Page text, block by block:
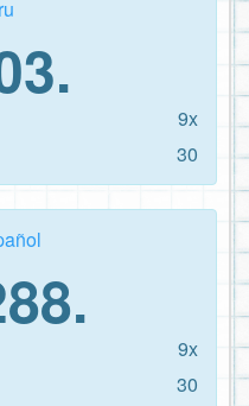
9x
30
9x
30